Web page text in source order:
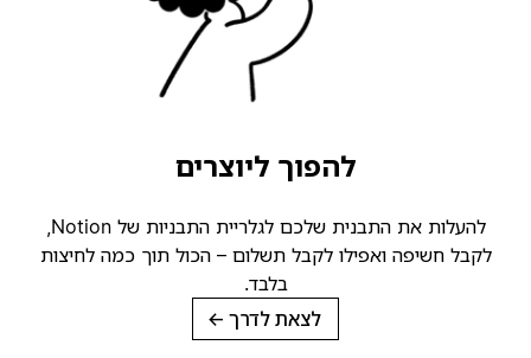
להפוך ליוצרים
להעלות את התבנית שלכם לגלריית התבניות של Notion,
לקבל חשיפה ואפילו לקבל תשלום – הכול תוך כמה לחיצות
בלבד.
לצאת לדרך→